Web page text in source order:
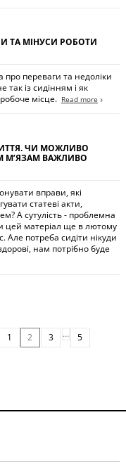
ТА МІНУСИ РОБОТИ
про переваги та недоліки
із сидінням і як
місце. Read more
ЧИ МОЖЛИВО
М’ЯЗАМ ВАЖЛИВО
вправи, які
статеві акти,
А сутулість - проблемна
цей матеріал ще в лютому
Але потреба сидіти нікуди
нам потрібно буде
1 2 3 …
5